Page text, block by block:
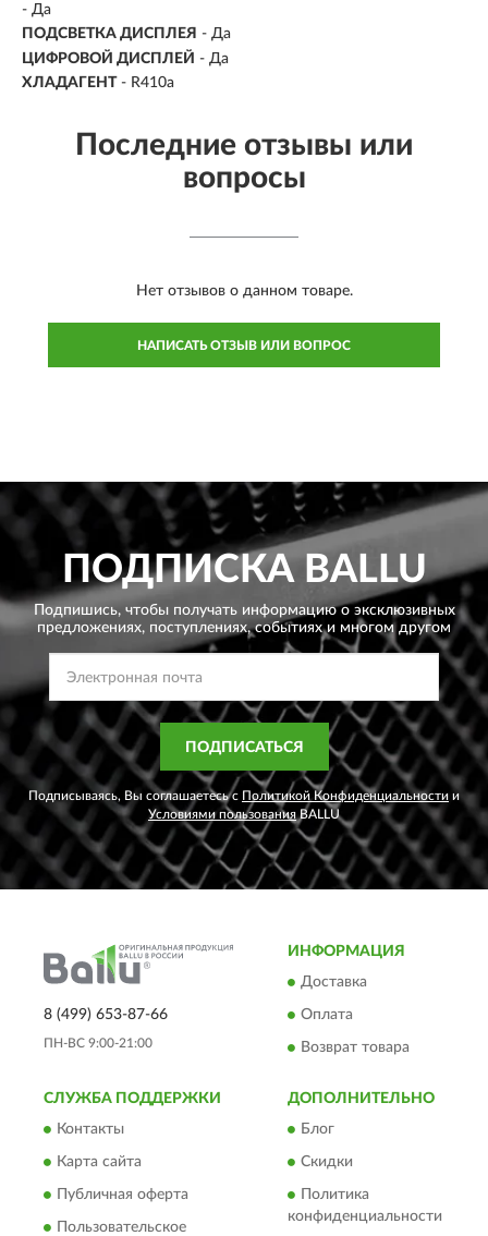
- Да
ПОДСВЕТКА ДИСПЛЕЯ - Да
ЦИФРОВОЙ ДИСПЛЕЙ - Да
ХЛАДАГЕНТ - R410a
Последние отзывы или
вопросы
Нет отзывов о данном товаре.
НАПИСАТЬ ОТЗЫВ ИЛИ ВОПРОС
ПОДПИСКАBALLU
Подпишись, чтобы получать информацию о эксклюзивных
предложениях, поступлениях, событиях и многом другом
ПОДПИСАТЬСЯ
Подписываясь, Вы соглашаетесь с Политикой Конфиденциальности и
Условиями пользованияBALLU
8 (499) 653-87-66
ПН-ВС 9:00-21:00
ИНФОРМАЦИЯ
Доставка
Оплата
Возврат товара
СЛУЖБА ПОДДЕРЖКИ
Контакты
Карта сайта
Публичная оферта
Пользовательское
ДОПОЛНИТЕЛЬНО
Блог
Скидки
Политика
конфиденциальности